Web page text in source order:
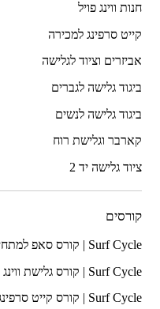
חנות ווינג פויל
קייט סרפינג למכירה
אביזרים וציוד לגלישה
ביגוד גלישה לגברים
ביגוד גלישה לנשים
קארבר וגלישת רוח
ציוד גלישה יד 2
קורסים